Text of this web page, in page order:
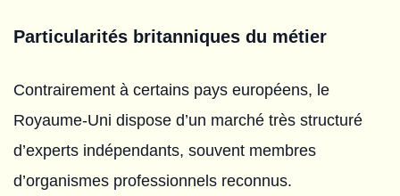
Particularités britanniques du métier
Contrairement à certains pays européens, le
Royaume-Uni dispose d’un marché très structuré
d’experts indépendants, souvent membres
d’organismes professionnels reconnus.